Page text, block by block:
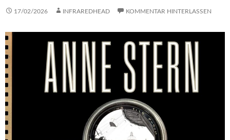
17/02/2026 INFRAREDHEAD KOMMENTAR HINTERLASSEN